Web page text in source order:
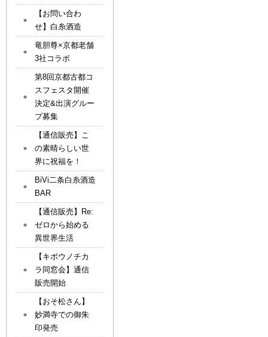
【お問い合わ
せ】白糸酒造
竜胆尊×京都老舗
3社コラボ
第8回京都古都コ
スフェスタ開催
決定&出演グルー
プ募集
【通信販売】こ
の素晴らしい世
界に祝福を！
BiVi二条白糸酒造
BAR
【通信販売】Re:
ゼロから始める
異世界生活
【キボウノチカ
ラ同窓会】通信
販売開始
【おそ松さん】
妙満寺での御朱
印発売